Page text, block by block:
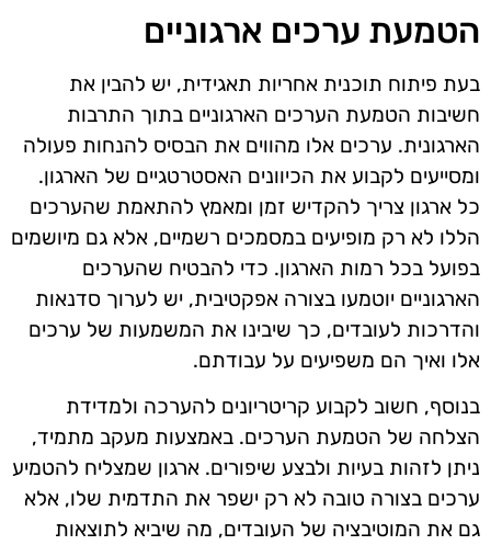
הטמעת ערכים ארגוניים
בעת פיתוח תוכנית אחריות תאגידית, יש להבין את
חשיבות הטמעת הערכים הארגוניים בתוך התרבות
הארגונית. ערכים אלו מהווים את הבסיס להנחות פעולה
ומסייעים לקבוע את הכיוונים האסטרטגיים של הארגון.
כל ארגון צריך להקדיש זמן ומאמץ להתאמת שהערכים
הללו לא רק מופיעים במסמכים רשמיים, אלא גם מיושמים
בפועל בכל רמות הארגון. כדי להבטיח שהערכים
הארגוניים יוטמעו בצורה אפקטיבית, יש לערוך סדנאות
והדרכות לעובדים, כך שיבינו את המשמעות של ערכים
אלו ואיך הם משפיעים על עבודתם.
בנוסף, חשוב לקבוע קריטריונים להערכה ולמדידת
הצלחה של הטמעת הערכים. באמצעות מעקב מתמיד,
ניתן לזהות בעיות ולבצע שיפורים. ארגון שמצליח להטמיע
ערכים בצורה טובה לא רק ישפר את התדמית שלו, אלא
גם את המוטיבציה של העובדים, מה שיביא לתוצאות